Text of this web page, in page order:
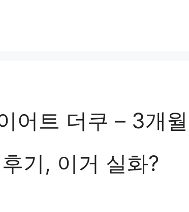
어트 더쿠 – 3개
기, 이거 실화?